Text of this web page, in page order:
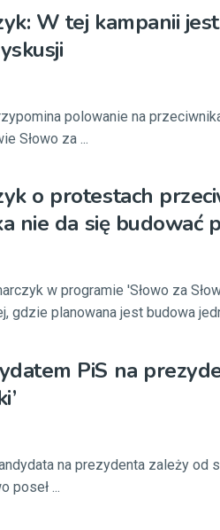
W tej kampanii
polowanie na
Słowo za ...
o protestach
nie da się budować
w programie 'Słowo za
gdzie planowana jest budowa
PiS na
na prezydenta zależy od
poseł ...